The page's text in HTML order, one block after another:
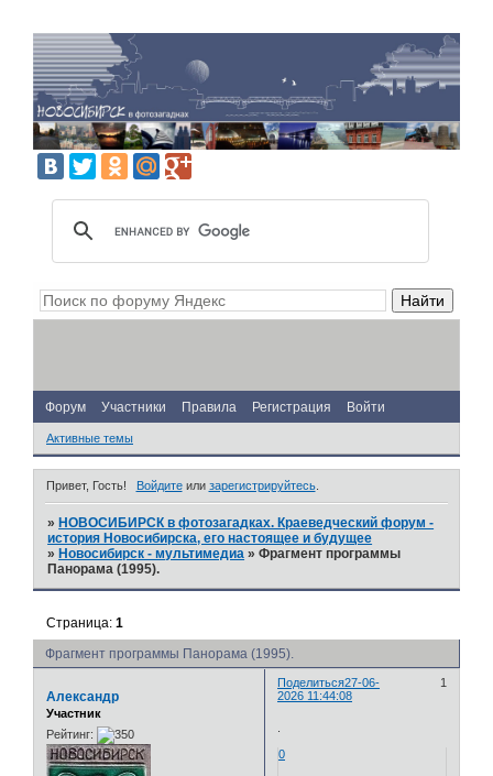
Форум Участники Правила Регистрация Войти
Активные темы
Привет, Гость! Войдитеили зарегистрируйтесь.
» НОВОСИБИРСК в фотозагадках. Краеведческий форум -
история Новосибирска, его настоящее и будущее
» Новосибирск - мультимедиа »Фрагмент программы
Панорама (1995).
Фрагмент программы Панорама (1995).
Страница:1
Поделиться 1
27-06-
2026 11:44:08
Александр
Участник
Рейтинг:
0